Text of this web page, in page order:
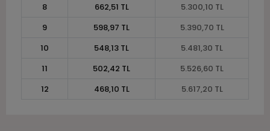
8
662,51 TL
5.300,10 TL
9
598,97 TL
5.390,70 TL
10
548,13 TL
5.481,30 TL
11
502,42 TL
5.526,60 TL
12
468,10 TL 5.617,20 TL